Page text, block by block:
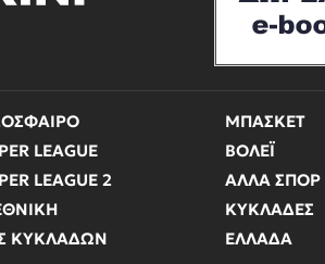
LEAGUE
LEAGUE 2
ΚΥΚΛΑΔΩΝ
ΜΠΑΣΚΕΤ
ΒΟΛΕΪ
ΑΛΛΑ ΣΠΟΡ
ΚΥΚΛΑΔΕΣ
ΕΛΛΑΔΑ